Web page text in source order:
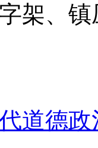
架、
道德政